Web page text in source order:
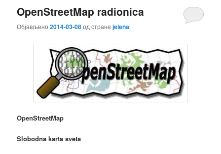
OpenStreetMap radionica
Објављено2014-03-08од странеjelena
OpenStreetMap
Slobodna karta sveta